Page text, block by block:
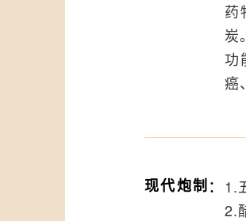
药
炭
功
癌
现代炮制： 1.
2.